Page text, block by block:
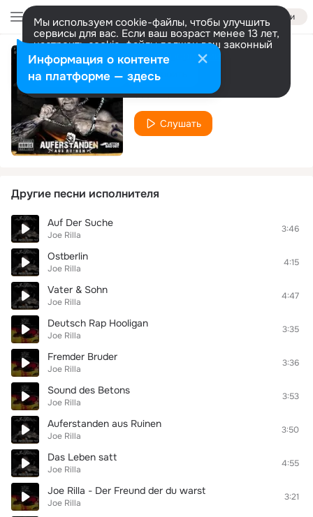
Войти
Мы используем cookie-файлы, чтобы улучшить
сервисы для вас. Если ваш возраст менее 13 лет,
настроить cookie-файлы должен ваш законный
представитель. Больше информации
Разрешить все Настроить
Der Osten rollt
Joe Rilla
Слушать
Другие песни исполнителя
Auf Der Suche
Joe Rilla
3:46
Ostberlin
Joe Rilla
4:15
Vater & Sohn
Joe Rilla
4:47
Deutsch Rap Hooligan
Joe Rilla
3:35
Fremder Bruder
Joe Rilla
3:36
Sound des Betons
Joe Rilla
3:53
Auferstanden aus Ruinen
Joe Rilla
3:50
Das Leben satt
Joe Rilla
4:55
Joe Rilla - Der Freund der du warst
Joe Rilla
3:21
Информация о контенте
на платформе — здесь